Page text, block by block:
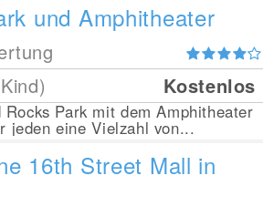
und Amphitheater
Kostenlos
Rocks Park mit dem Amphitheater
jeden eine Vielzahl von...
16th Street Mall in